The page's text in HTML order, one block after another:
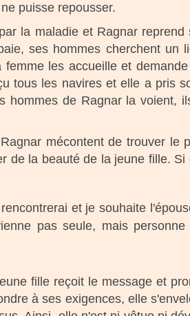
puisse repousser.
la maladie et Ragnar
ses hommes cherchent un
les accueille et
tous les navires et elle a pris
hommes de Ragnar la
mécontent de trouver
de la beauté de la jeune fille.
et je souhaite
pas seule, mais
fille reçoit le message et
à ses exigences, elle